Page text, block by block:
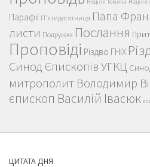
Парафії П'ятидесятниця Папа
листи Подружжя Послання
Проповіді Різдво ГНІХ
Синод Єпископів УГКЦ
митрополит Володимир
єпископ Василій Івасюк
ЦИТАТА ДНЯ